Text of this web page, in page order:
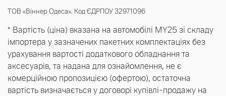
ТОВ «Віннер Одеса». Код ЄДРПОУ 32971096
* Вартість (ціна) вказана на автомобілі MY25 зі складу
імпортера у зазначених пакетних комплектаціях без
урахування вартості додаткового обладнання та
аксесуарів, та надана для ознайомлення, не є
комерційною пропозицією (офертою), остаточна
вартість визначається у договорі купівлі-продажу на